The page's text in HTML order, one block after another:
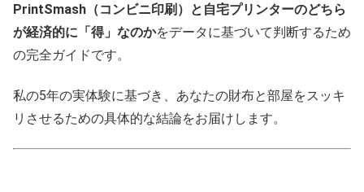
PrintSmash（コンビニ印刷）と自宅プリンターのどちら
が経済的に「得」なのかをデータに基づいて判断するため
の完全ガイドです。
私の5年の実体験に基づき、あなたの財布と部屋をスッキ
リさせるための具体的な結論をお届けします。